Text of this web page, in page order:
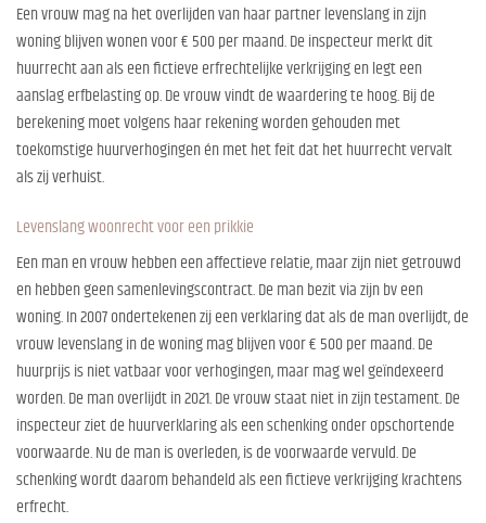
Een vrouw mag na het overlijden van haar partner levenslang in zijn
woning blijven wonen voor € 500 per maand. De inspecteur merkt dit
huurrecht aan als een fictieve erfrechtelijke verkrijging en legt een
aanslag erfbelasting op. De vrouw vindt de waardering te hoog. Bij de
berekening moet volgens haar rekening worden gehouden met
toekomstige huurverhogingen én met het feit dat het huurrecht vervalt
als zij verhuist.
Levenslang woonrecht voor een prikkie
Een man en vrouw hebben een affectieve relatie, maar zijn niet getrouwd
en hebben geen samenlevingscontract. De man bezit via zijn bv een
woning. In 2007 ondertekenen zij een verklaring dat als de man overlijdt, de
vrouw levenslang in de woning mag blijven voor € 500 per maand. De
huurprijs is niet vatbaar voor verhogingen, maar mag wel geïndexeerd
worden. De man overlijdt in 2021. De vrouw staat niet in zijn testament. De
inspecteur ziet de huurverklaring als een schenking onder opschortende
voorwaarde. Nu de man is overleden, is de voorwaarde vervuld. De
schenking wordt daarom behandeld als een fictieve verkrijging krachtens
erfrecht.